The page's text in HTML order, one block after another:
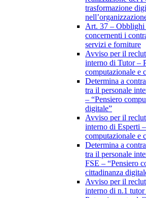
trasformazione
Art. 37 –
concernenti i
servizi e forniture
Avviso per il
interno di Tutor –
computazionale e
Determina a
tra il personale
– “Pensiero
digitale”
Avviso per il
interno di Esperti
computazionale e
Determina a
tra il personale
FSE – “Pensiero
cittadinanza
Avviso per il
interno di n.1